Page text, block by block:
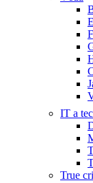
IT a
True